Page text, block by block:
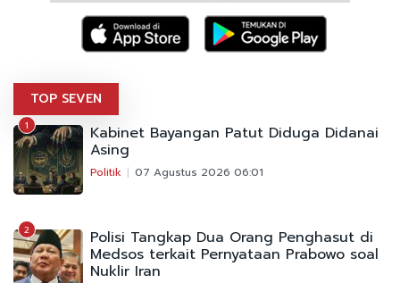
TOP SEVEN
1 Kabinet Bayangan Patut Diduga Didanai
Asing
Politik 07 Agustus 2026 06:01
2 Polisi Tangkap Dua Orang Penghasut di
Medsos terkait Pernyataan Prabowo soal
Nuklir Iran